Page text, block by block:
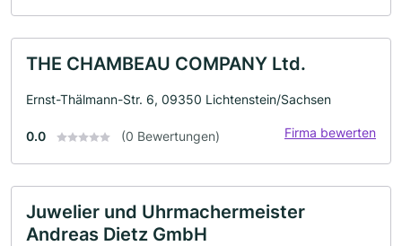
THE CHAMBEAU COMPANY Ltd.
Ernst-Thälmann-Str. 6, 09350 Lichtenstein/Sachsen
0.0 (0 Bewertungen) Firma bewerten
Juwelier und Uhrmachermeister
Andreas Dietz GmbH